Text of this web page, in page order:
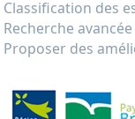
Classification des
Recherche avancée
Proposer des